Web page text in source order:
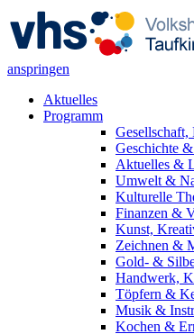
anspringen
Aktuelles
Programm
Geschichte
Aktuelles &
Umwelt &
Kulturelle
Finanzen &
Kunst,
Zeichnen &
Gold- &
Handwerk,
Töpfern &
Musik &
Kochen &